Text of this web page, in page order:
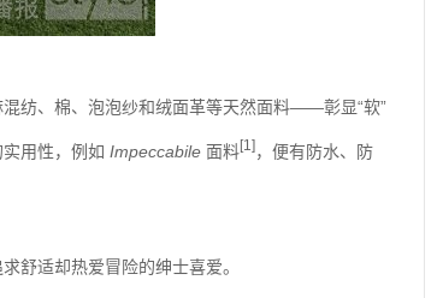
、棉、泡泡纱和绒面革等天然面料——彰显“软”
用性，例如 Impeccabile 面料[1]，便有防水、防
适却热爱冒险的绅士喜爱。